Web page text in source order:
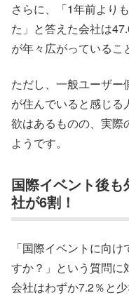
さらに、「1年前より
た」と答えた会社は
が年々広がっているこ
ただし、一般ユーザ
が住んでいると感じ
欲はあるものの、実際
ようです。
国際イベント後
社が6割！
「国際イベントに向
すか？」という質問に
会社はわずか7.2％と少